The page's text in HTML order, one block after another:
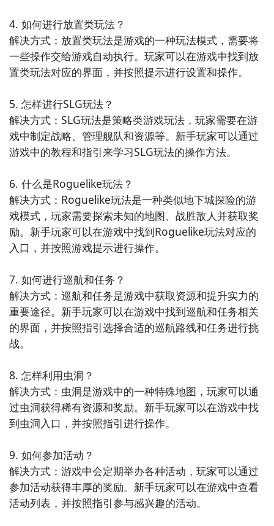
4. 如何进行放置类玩法？
解决方式：放置类玩法是游戏的一种玩法模式，需要将
一些操作交给游戏自动执行。玩家可以在游戏中找到放
置类玩法对应的界面，并按照提示进行设置和操作。
5. 怎样进行SLG玩法？
解决方式：SLG玩法是策略类游戏玩法，玩家需要在游
戏中制定战略、管理舰队和资源等。新手玩家可以通过
游戏中的教程和指引来学习SLG玩法的操作方法。
6. 什么是Roguelike玩法？
解决方式：Roguelike玩法是一种类似地下城探险的游
戏模式，玩家需要探索未知的地图、战胜敌人并获取奖
励。新手玩家可以在游戏中找到Roguelike玩法对应的
入口，并按照游戏提示进行操作。
7. 如何进行巡航和任务？
解决方式：巡航和任务是游戏中获取资源和提升实力的
重要途径。新手玩家可以在游戏中找到巡航和任务相关
的界面，并按照指引选择合适的巡航路线和任务进行挑
战。
8. 怎样利用虫洞？
解决方式：虫洞是游戏中的一种特殊地图，玩家可以通
过虫洞获得稀有资源和奖励。新手玩家可以在游戏中找
到虫洞入口，并按照指引进行操作。
9. 如何参加活动？
解决方式：游戏中会定期举办各种活动，玩家可以通过
参加活动获得丰厚的奖励。新手玩家可以在游戏中查看
活动列表，并按照指引参与感兴趣的活动。